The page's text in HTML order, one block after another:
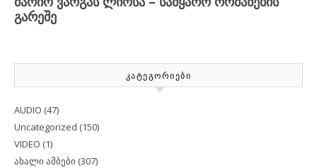
ᲙᲐᲢᲔᲒᲝᲠᲘᲔᲑᲘ
AUDIO (47)
Uncategorized (150)
VIDEO (1)
ახალი ამბები (307)